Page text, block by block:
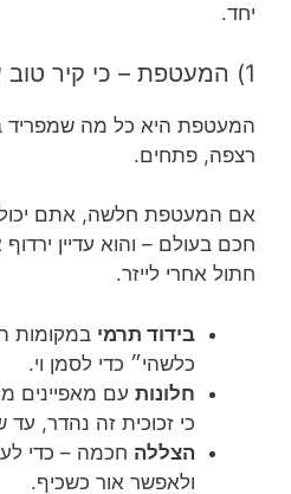
יחד.
1) המעטפת – כי קיר טוב שווה מזגן עצבני
המעטפת היא כל מה שמפריד
רצפה, פתחים.
אם המעטפת חלשה, אתם
חכם בעולם – והוא עדיין
חתול אחרי לייזר.
בידוד תרמי במקומות
כלשהי״ כדי לסמן וי.
חלונות עם מאפיינים
כי זכוכית זה נהדר,
הצללה חכמה – כדי
ולאפשר אור כשכיף.